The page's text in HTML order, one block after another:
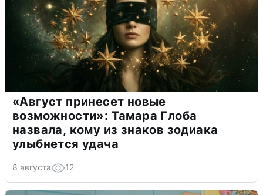
«Август принесет новые
возможности»: Тамара Глоба
назвала, кому из знаков зодиака
улыбнется удача
8 августа 12